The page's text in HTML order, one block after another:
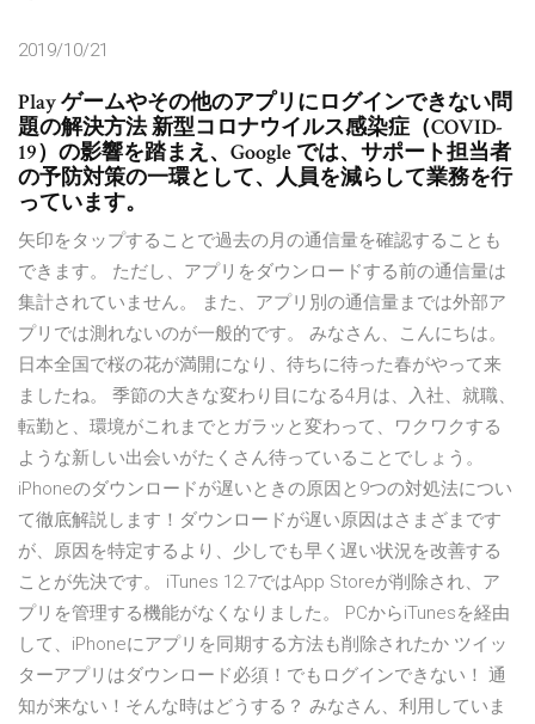
2019/10/21
Play ゲームやその他のアプリにログインできない問
題の解決方法 新型コロナウイルス感染症（COVID-
19）の影響を踏まえ、Google では、サポート担当者
の予防対策の一環として、人員を減らして業務を行
っています。
矢印をタップすることで過去の月の通信量を確認することも
できます。 ただし、アプリをダウンロードする前の通信量は
集計されていません。 また、アプリ別の通信量までは外部ア
プリでは測れないのが一般的です。 みなさん、こんにちは。
日本全国で桜の花が満開になり、待ちに待った春がやって来
ましたね。 季節の大きな変わり目になる4月は、入社、就職、
転勤と、環境がこれまでとガラッと変わって、ワクワクする
ような新しい出会いがたくさん待っていることでしょう。
iPhoneのダウンロードが遅いときの原因と9つの対処法につい
て徹底解説します！ダウンロードが遅い原因はさまざまです
が、原因を特定するより、少しでも早く遅い状況を改善する
ことが先決です。 iTunes 12.7ではApp Storeが削除され、ア
プリを管理する機能がなくなりました。 PCからiTunesを経由
して、iPhoneにアプリを同期する方法も削除されたか ツイッ
ターアプリはダウンロード必須！でもログインできない！ 通
知が来ない！そんな時はどうする？ みなさん、利用していま